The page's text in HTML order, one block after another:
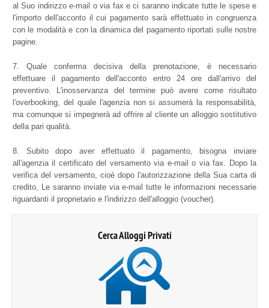
al Suo indirizzo e-mail o via fax e ci saranno indicate tutte le spese e
l'importo dell'acconto il cui pagamento sarà effettuato in congruenza
con le modalità e con la dinamica del pagamento riportati sulle nostre
pagine.
Quale conferma decisiva della prenotazione, è necessario
effettuare il pagamento dell'acconto entro 24 ore dall'arrivo del
preventivo. L'inosservanza del termine può avere come risultato
l'overbooking, del quale l'agenzia non si assumerà la responsabilità,
ma comunque si impegnerà ad offrire al cliente un alloggio sostitutivo
della pari qualità.
Subito dopo aver effettuato il pagamento, bisogna inviare
all'agenzia il certificato del versamento via e-mail o via fax. Dopo la
verifica del versamento, cioè dopo l'autorizzazione della Sua carta di
credito, Le saranno inviate via e-mail tutte le informazioni necessarie
riguardanti il proprietario e l'indirizzo dell'alloggio (voucher).
Cerca Alloggi Privati